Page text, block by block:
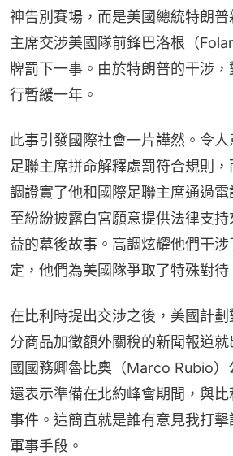
神告別賽場，而是美國總統特朗
主席交涉美國隊前鋒巴洛根（
牌罰下一事。由於特朗普的干涉
行暫緩一年。
此事引發國際社會一片譁然。令
足聯主席拼命解釋處罰符合規則
調證實了他和國際足聯主席通過
至紛紛披露白宮願意提供法律支
益的幕後故事。高調炫耀他們干
定，他們為美國隊爭取了特殊對待
在比利時提出交涉之後，美國計
分商品加徵額外關稅的新聞報道
國國務卿魯比奧（Marco Rubio）
還表示準備在北約峰會期間，與
事件。這簡直就是誰有意見我打
軍事手段。